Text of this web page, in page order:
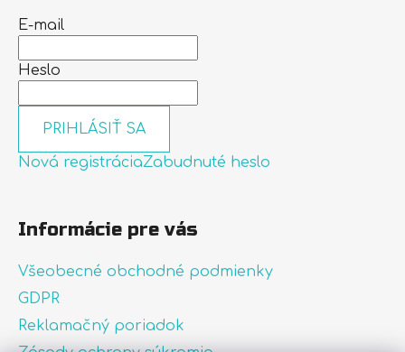
E-mail
Heslo
PRIHLÁSIŤ SA
Nová registráciaZabudnuté heslo
Informácie pre vás
Všeobecné obchodné podmienky
GDPR
Reklamačný poriadok